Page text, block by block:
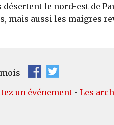
le nord-est de
mais aussi les maigres
mois
un événement • Les